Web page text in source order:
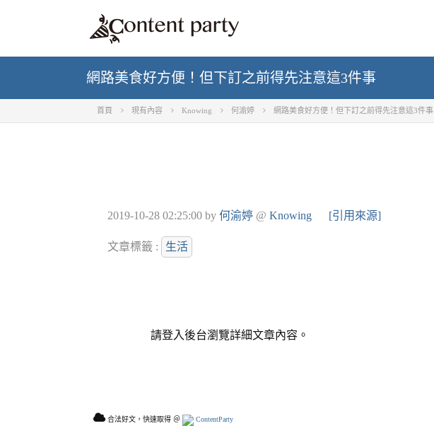
網路美食好方便！但下訂之前得先注意這3件事
首頁 現有內容 Knowing 何渝婷 網路美食好方便！但下訂之前得先注意這3件事
2019-10-28 02:25:00 by 何渝婷 @ Knowing [引用來源]
文章標籤 : 生活
請登入後台瀏覽詳細文章內容。
合法好文，快速取得 ＠ ContentParty